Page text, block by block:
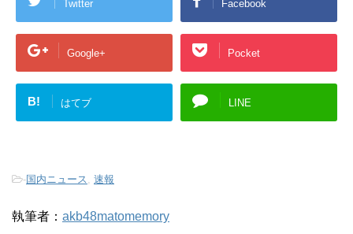
Twitter Facebook
Google+ Pocket
B! はてブ LINE
-国内ニュース, 速報
執筆者： akb48matomemory